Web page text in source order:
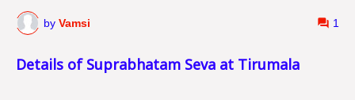
by Vamsi 1
Details of Suprabhatam Seva at Tirumala